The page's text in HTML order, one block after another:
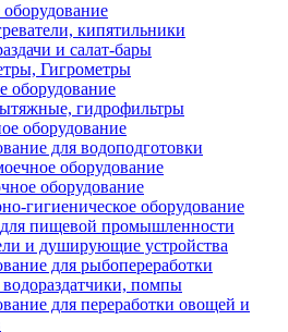
кипятильники
и салат-бары
Гигрометры
оборудование
гидрофильтры
оборудование
для водоподготовки
оборудование
оборудование
гигиеническое оборудование
пищевой промышленности
и душирующие устройства
для рыбопереработки
помпы
для переработки овощей и